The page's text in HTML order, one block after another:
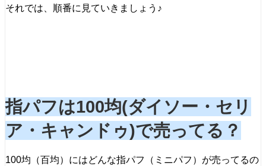
それでは、順番に見ていきましょう♪
指パフは100均(ダイソー・セリ
ア・キャンドゥ)で売ってる？
100均（百均）にはどんな指パフ（ミニパフ）が売ってるの